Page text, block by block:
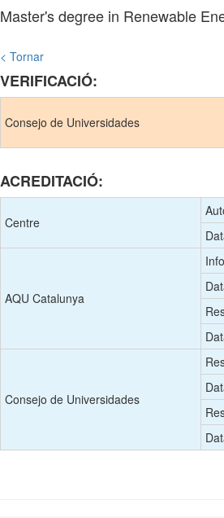
Master's degree in Renewable
< Tornar
VERIFICACIÓ:
Consejo de Universidades
ACREDITACIÓ:
Centre
AQU Catalunya
Consejo de Universidades